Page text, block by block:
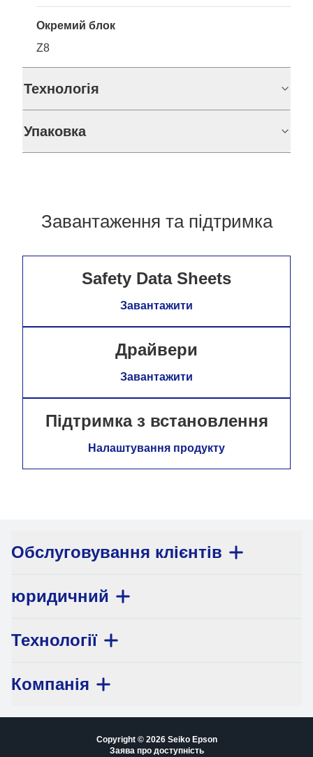
Окремий блок
Z8
Технологія
Упаковка
Завантаження та підтримка
Safety Data Sheets
Завантажити
Драйвери
Завантажити
Підтримка з встановлення
Налаштування продукту
Обслуговування клієнтів
юридичний
Технології
Компанія
Copyright © 2026 Seiko Epson
Заява про доступність